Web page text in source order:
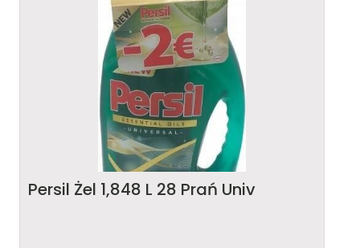
Persil Żel 1,848 L 28 Prań Univ